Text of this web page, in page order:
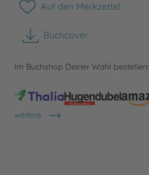
Auf den Merkzettel
Buchcover
herunterladen
Im Buchshop Deiner Wahl bestellen:
weitere
Shops anzeigen